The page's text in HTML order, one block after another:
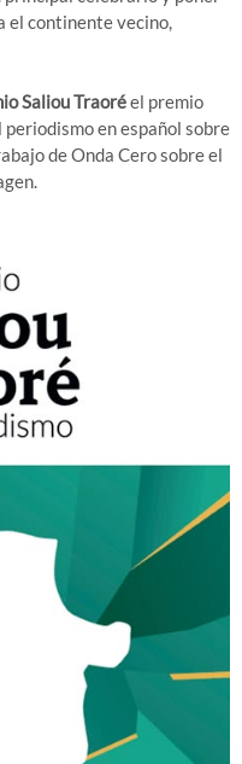
el continente vecino,
Saliou Traoréel premio
periodismo en español sobre
de Onda Cero sobre el